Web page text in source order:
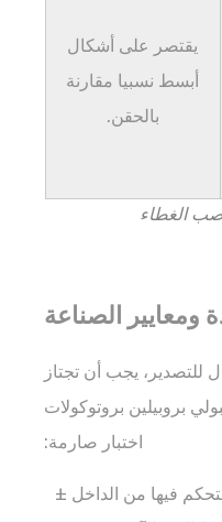
صب الغطاء
يقتصر على أشكال
أبسط نسبيا مقارنة
بالحقن.
ومعايير الصناعة
للتصدير، يجب أن تجتاز
بروبيلين بروتوكولات
اختبار صارمة:
فيها من الداخل ±